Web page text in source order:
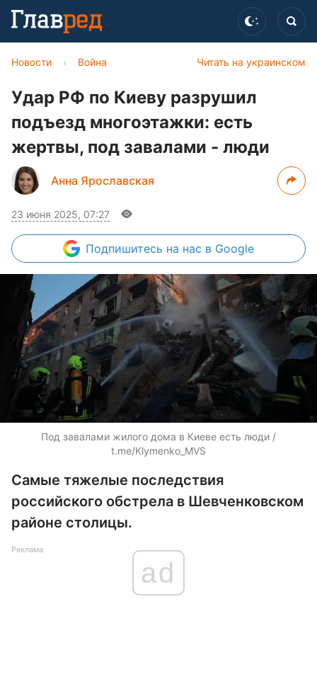
Читать на украинском
Новости › Война
Удар РФ по Киеву разрушил
подъезд многоэтажки: есть
жертвы, под завалами - люди
Анна Ярославская
23 июня 2025, 07:27
Подпишитесь на нас в Google
Под завалами жилого дома в Киеве есть люди /
t.me/Klymenko_MVS
Самые тяжелые последствия
российского обстрела в Шевченковском
районе столицы.
Реклама
ad